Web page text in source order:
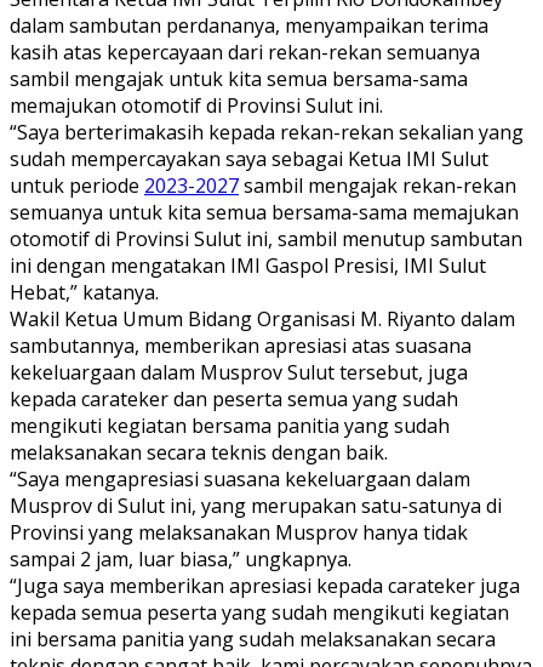
dalam sambutan perdananya, menyampaikan terima
kasih atas kepercayaan dari rekan-rekan semuanya
sambil mengajak untuk kita semua bersama-sama
memajukan otomotif di Provinsi Sulut ini.
“Saya berterimakasih kepada rekan-rekan sekalian yang
sudah mempercayakan saya sebagai Ketua IMI Sulut
untuk periode 2023-2027sambil mengajak rekan-rekan
semuanya untuk kita semua bersama-sama memajukan
otomotif di Provinsi Sulut ini, sambil menutup sambutan
ini dengan mengatakan IMI Gaspol Presisi, IMI Sulut
Hebat,” katanya.
Wakil Ketua Umum Bidang Organisasi M. Riyanto dalam
sambutannya, memberikan apresiasi atas suasana
kekeluargaan dalam Musprov Sulut tersebut, juga
kepada carateker dan peserta semua yang sudah
mengikuti kegiatan bersama panitia yang sudah
melaksanakan secara teknis dengan baik.
“Saya mengapresiasi suasana kekeluargaan dalam
Musprov di Sulut ini, yang merupakan satu-satunya di
Provinsi yang melaksanakan Musprov hanya tidak
sampai 2 jam, luar biasa,” ungkapnya.
“Juga saya memberikan apresiasi kepada carateker juga
kepada semua peserta yang sudah mengikuti kegiatan
ini bersama panitia yang sudah melaksanakan secara